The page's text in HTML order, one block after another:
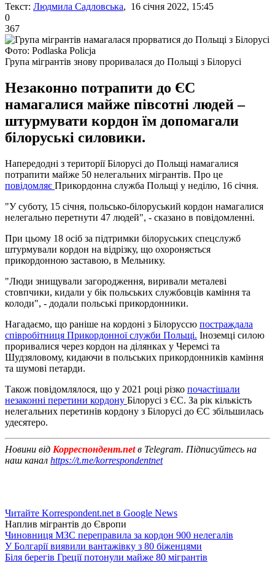
Текст: Людмила Садловська, 16 січня 2022, 15:45
0
367
Фото: Podlaska Policja
Група мігрантів знову проривалася до Польщі з Білорусі
Незаконно потрапити до ЄС
намагалися майже півсотні людей –
штурмувати кордон їм допомагали
білоруські силовики.
Напередодні з території Білорусі до Польщі намагалися
потрапити майже 50 нелегальних мігрантів. Про це
повідомляє Прикордонна служба Польщі у неділю, 16 січня.
"У суботу, 15 січня, польсько-білоруський кордон намагалися
нелегально перетнути 47 людей", - сказано в повідомленні.
При цьому 18 осіб за підтримки білоруських спецслужб
штурмували кордон на відрізку, що охороняється
прикордонною заставою, в Мельнику.
"Люди знищували загородження, виривали металеві
стовпчики, кидали у бік польських службовців каміння та
колоди", - додали польські прикордонники.
Нагадаємо, що раніше на кордоні з Білоруссю постраждала
співробітниця Прикордонної служби Польщі. Іноземці силою
проривалися через кордон на ділянках у Черемсі та
Шудзяловому, кидаючи в польських прикордонників каміння
та шумові петарди.
Також повідомлялося, що у 2021 році різко почастішали
незаконні перетини кордону Білорусі з ЄС. За рік кількість
нелегальних перетинів кордону з Білорусі до ЄС збільшилась
удесятеро.
Новини від Корреспондент.netв Telegram. Підписуйтесь на
наш канал https://t.me/korrespondentnet
Читайте Korrespondent.net в Google News
Наплив мігрантів до Європи
Чиновниця МЗС переправила за кордон 900 нелегалів
У Болгарії виявили вантажівку з 80 біженцями
Біля берегів Греції потонули майже 80 мігрантів